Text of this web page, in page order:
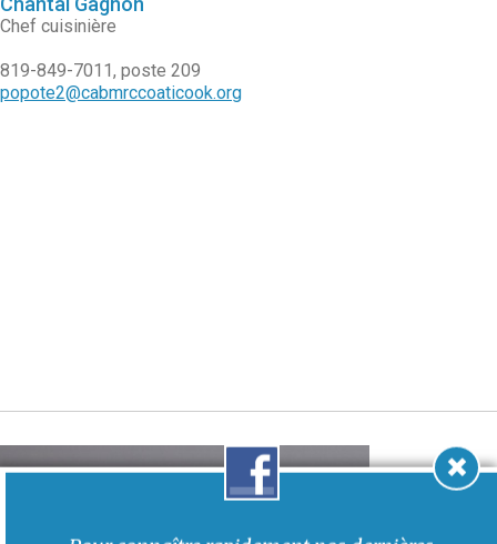
nouvelles et nos événements, aimez notre page
Facebook!
facebook.com/cabcoaticook
Chef cuisinière
819-849-7011, poste 209
popote2@cabmrccoaticook.org